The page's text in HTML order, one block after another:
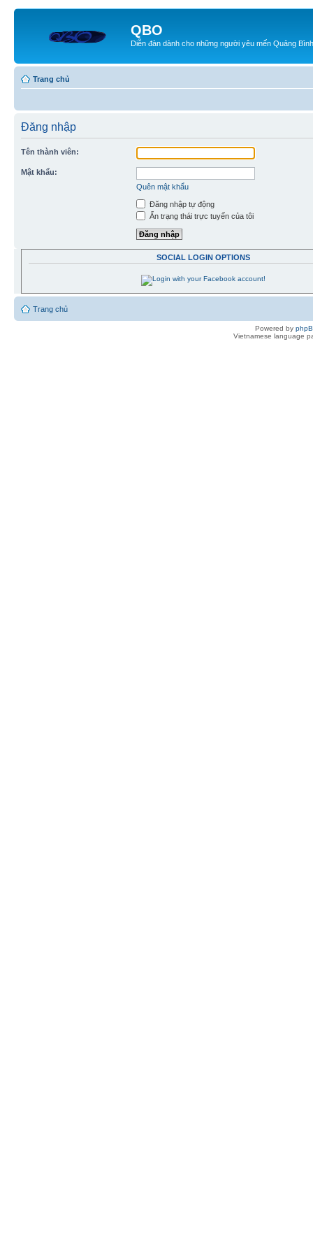
QBO
Diễn đàn dành cho những người yêu mến Quảng Bình
Trang chủ
Đăng nhập
Tên thành viên:
Mật khẩu:
Quên mật khẩu
Đăng nhập tự động
Ẩn trạng thái trực tuyến của tôi
SOCIAL LOGIN OPTIONS
Trang chủ
Powered by
Vietnamese language